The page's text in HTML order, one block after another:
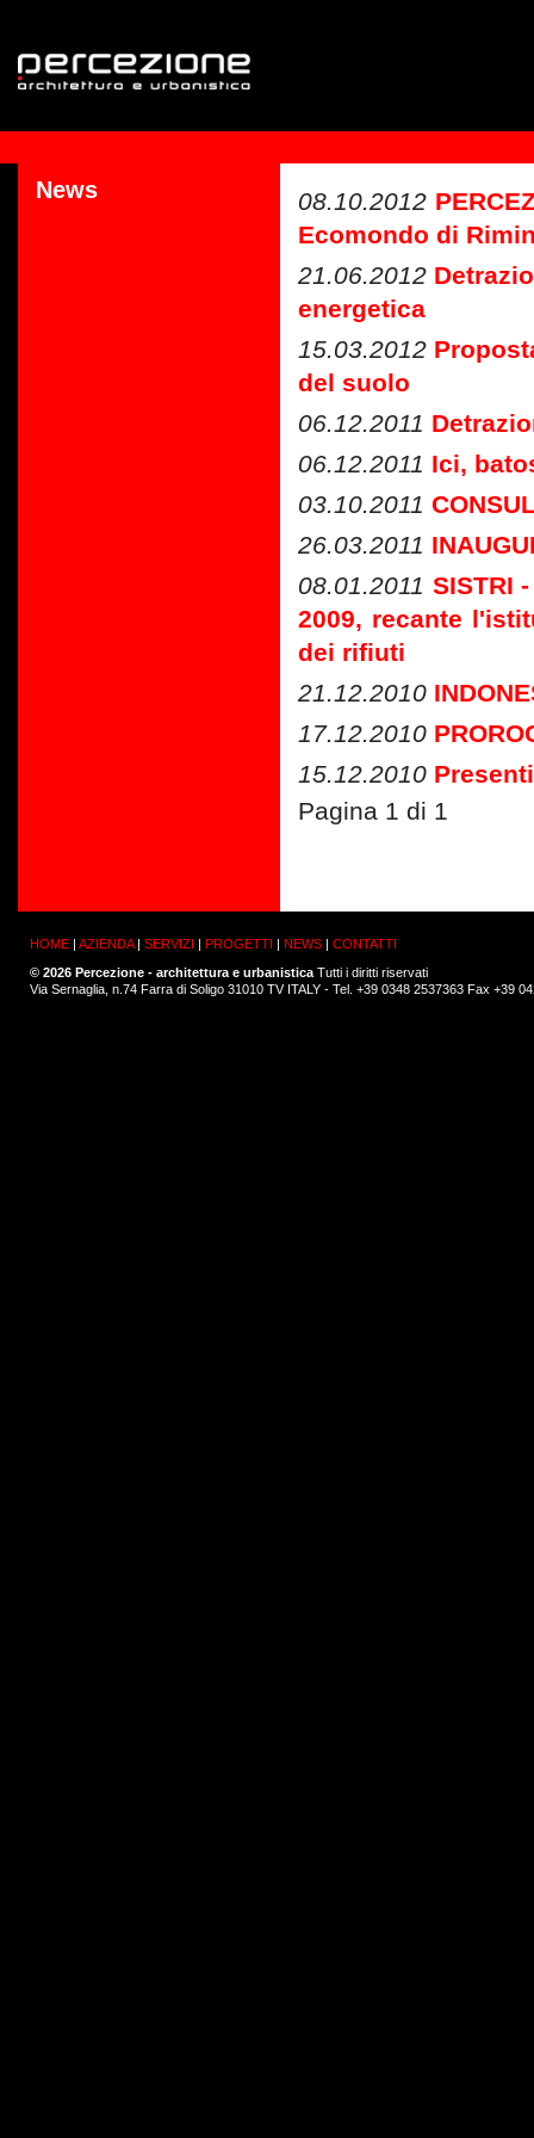
News 08.10.2012
Ecomondo di
21.06.2012
energetica
15.03.2012
del suolo
06.12.2011
06.12.2011 Ici,
03.10.2011
26.03.2011
08.01.2011 SISTRI
2009, recante
dei rifiuti
21.12.2010
17.12.2010
15.12.2010
Pagina 1 di 1
HOME | AZIENDA| SERVIZI | PROGETTI | NEWS | CONTATTI
© 2026 Percezione - architettura e urbanistica Tutti i diritti riservati
Via Sernaglia, n.74 Farra di Soligo 31010 TV ITALY - Tel. +39 0348 2537363 Fax +39